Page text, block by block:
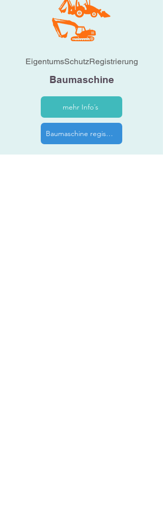
EigentumsSchutzRegistrierung
Baumaschine
mehr Info´s
Baumaschine registrieren